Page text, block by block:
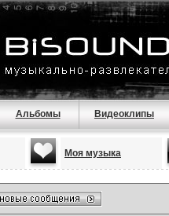
Альбомы Видеоклипы
Моя музыка